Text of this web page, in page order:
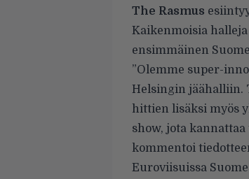
The Rasmus
Kaikenmoisia
ensimmäinen
”Olemme super-
Helsingin jäähalliin.
hittien lisäksi myös
show, jota
kommentoi
Euroviisuissa